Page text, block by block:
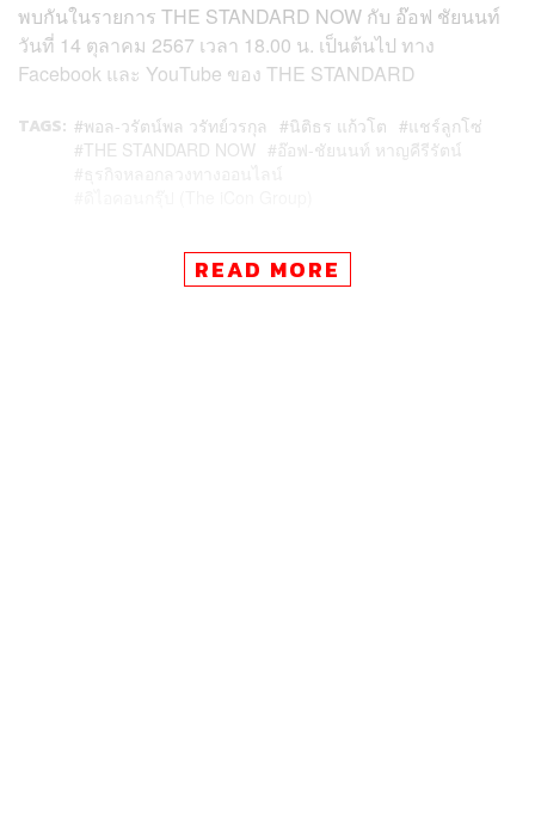
พบกันในรายการ THE STANDARD NOW กับ อ๊อฟ ชัยนนท์
วันที่ 14 ตุลาคม 2567 เวลา 18.00 น. เป็นต้นไป ทาง
Facebook และ YouTube ของ THE STANDARD
TAGS: พอล-วรัตน์พล วรัทย์วรกุล นิติธร แก้วโต
แชร์ลูกโซ่
THE STANDARD NOW
อ๊อฟ-ชัยนนท์ หาญคีรีรัตน์
READ MORE